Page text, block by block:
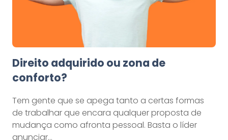
Direito adquirido ou zona de
conforto?
Tem gente que se apega tanto a certas formas
de trabalhar que encara qualquer proposta de
mudança como afronta pessoal. Basta o líder
anunciar…